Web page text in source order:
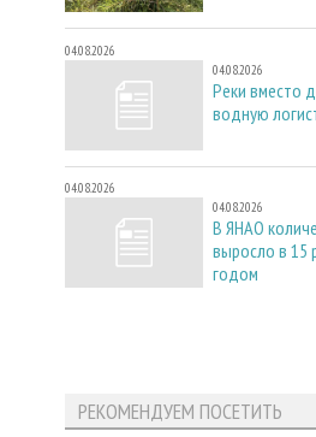
04.08.2026
04.08.2026
Реки вместо
водную
04.08.2026
04.08.2026
В ЯНАО
выросло в 15
годом
РЕКОМЕНДУЕМ ПОСЕТИТЬ